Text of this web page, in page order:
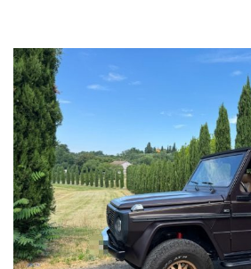
- SI RICEVE SOLO SU APPUNTAMENTO,
YOUR VISIT- E' possibile effettuare
una semplice telefonata riceverete
contratto e i documenti necessari per
l'acquisto.- Le informazioni
imprecisioni involontarie. L'inserzione
contrattuale, ma solo informativo.